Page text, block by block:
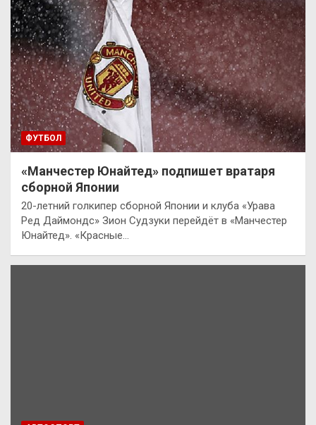
ФУТБОЛ
«Манчестер Юнайтед» подпишет вратаря
сборной Японии
20-летний голкипер сборной Японии и клуба «Урава
Ред Даймондс» Зион Судзуки перейдёт в «Манчестер
Юнайтед». «Красные…